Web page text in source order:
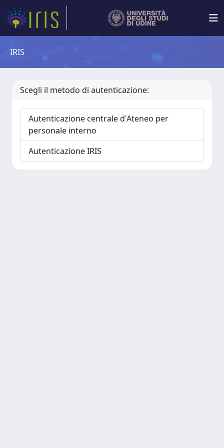
IRIS
Scegli il metodo di autenticazione:
Autenticazione centrale d'Ateneo per
personale interno
Autenticazione IRIS